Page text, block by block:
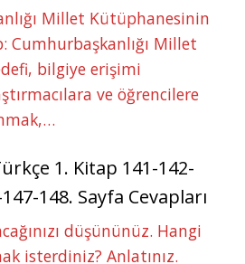
Millet Kütüphanesinin
Cumhurbaşkanlığı Millet
bilgiye erişimi
ve öğrencilere
1. Kitap 141-142-
148. Sayfa Cevapları
düşününüz. Hangi
isterdiniz? Anlatınız.